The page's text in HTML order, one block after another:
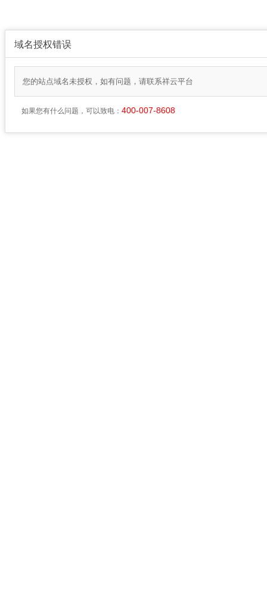
域名授权错误
您的站点域名未授权，如有问题，请联系祥云平台
如果您有什么问题，可以致电： 400-007-8608